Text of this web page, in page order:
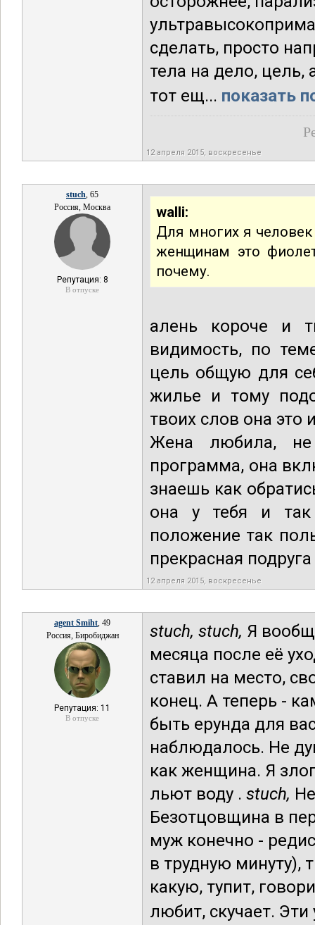
сделать, просто
тела на дело,
тот ещ... показать
12 апреля 2015, воскресенье
stuch, 65
Россия, Москва
Репутация: 8
В отпуске
walli:
Для многих я
женщинам это
почему.
алень короче и
видимость, по
цель общую для
жилье и тому
твоих слов она это
Жена любила,
программа, она
знаешь как
она у тебя и так
положение так
прекрасная
12 апреля 2015, воскресенье
agent Smiht, 49
Россия, Биробиджан
Репутация: 11
В отпуске
stuch, stuch, Я
месяца после её
ставил на место,
конец. А теперь -
быть ерунда для
наблюдалось. Не
как женщина. Я
льют воду . stuch,
Безотцовщина в
муж конечно -
в трудную минуту),
какую, тупит,
любит, скучает. Эти